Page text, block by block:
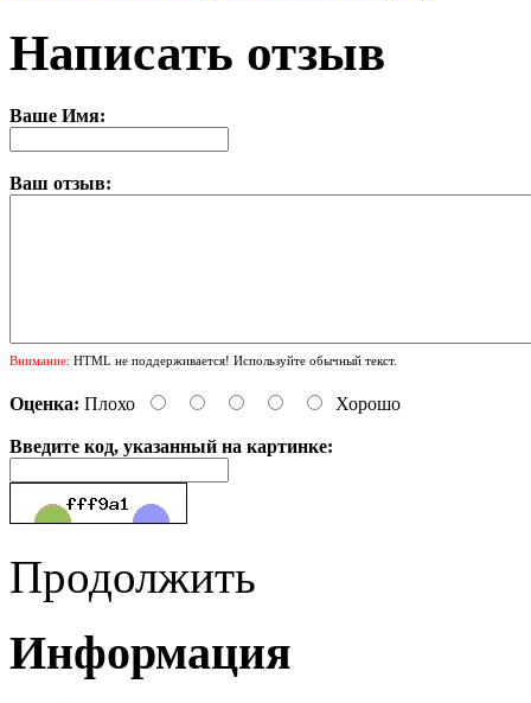
Написать отзыв
Ваше Имя:
Ваш отзыв:
Внимание: HTML не поддерживается! Используйте обычный текст.
Оценка: Плохо Хорошо
Введите код, указанный на картинке:
Продолжить
Информация